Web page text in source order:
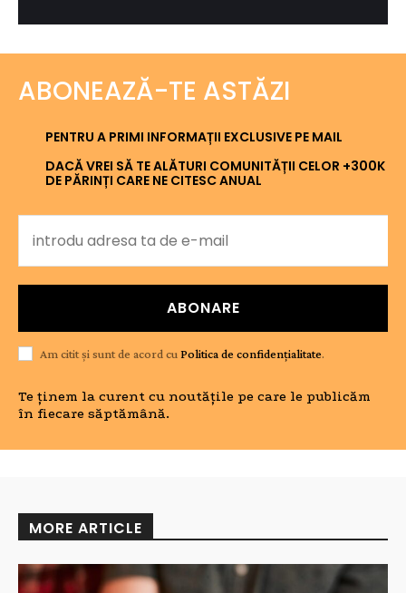
ABONEAZĂ-TE ASTĂZI
PENTRU A PRIMI INFORMAȚII EXCLUSIVE PE MAIL
DACĂ VREI SĂ TE ALĂTURI COMUNITĂȚII CELOR +300K
DE PĂRINȚI CARE NE CITESC ANUAL
ABONARE
Am citit și sunt de acord cu Politica de confidențialitate.
Te ținem la curent cu noutățile pe care le publicăm
în fiecare săptămână.
MORE ARTICLE